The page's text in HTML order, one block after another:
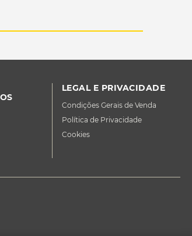
LEGAL E PRIVACIDADE
Condições Gerais de Venda
Política de Privacidade
Cookies